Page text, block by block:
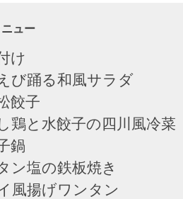
ュー
け
び踊る和風サラダ
餃子
鶏と水餃子の四川風冷
鍋
ン塩の鉄板焼き
風揚げワンタン